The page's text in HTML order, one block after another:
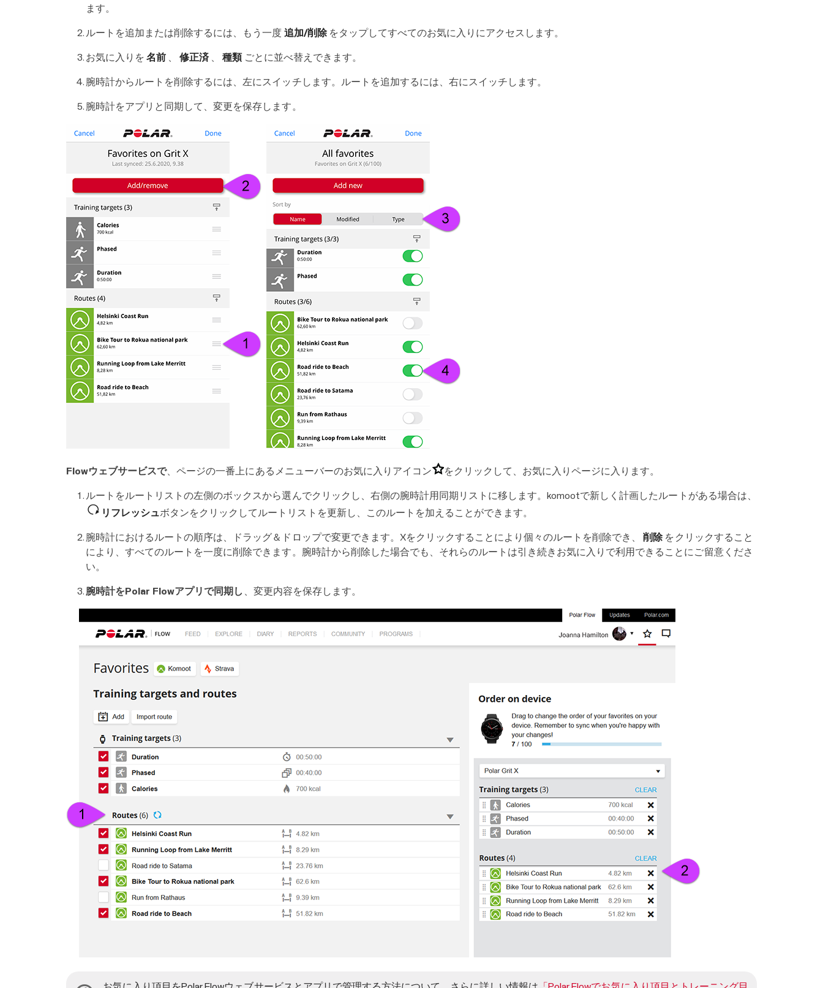
ます。
ルートを追加または削除するには、もう一度 追加/削除をタップしてすべてのお気に入りにアクセスします。
お気に入りを名前 、修正済、種類 ごとに並べ替えできます。
腕時計からルートを削除するには、左にスイッチします。ルートを追加するには、右にスイッチします。
腕時計をアプリと同期して、変更を保存します。
Flowウェブサービスで、ページの一番上にあるメニューバーのお気に入りアイコン をクリックして、お気に入りページに入ります。
ルートをルートリストの左側のボックスから選んでクリックし、右側の腕時計用同期リストに移します。komootで新しく計画したルートがある場合は、
リフレッシュボタンをクリックしてルートリストを更新し、このルートを加えることができます。
腕時計におけるルートの順序は、ドラッグ＆ドロップで変更できます。Xをクリックすることにより個々のルートを削除でき、削除をクリックすること
により、すべてのルートを一度に削除できます。腕時計から削除した場合でも、それらのルートは引き続きお気に入りで利用できることにご留意くださ
い。
腕時計をPolar Flowアプリで同期し 、変更内容を保存します。